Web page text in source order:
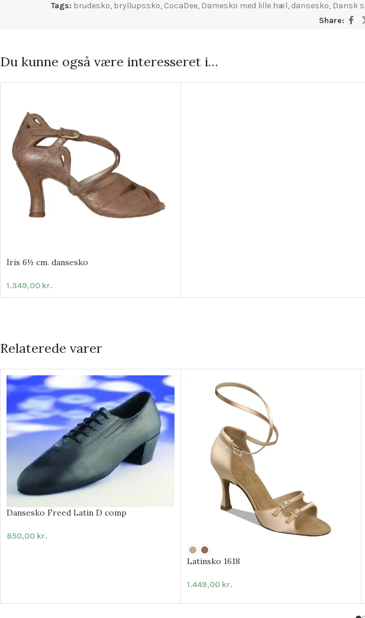
Tags: brudesko, bryllupssko, CocaDee, Damesko med lille hæl, dansesko, Dansk
Share:
Du kunne også være interesseret i…
Iris 6½ cm. dansesko
1.349,00 kr.
Relaterede varer
Dansesko Freed Latin D comp
850,00 kr.
Latinsko 1618
1.449,00 kr.